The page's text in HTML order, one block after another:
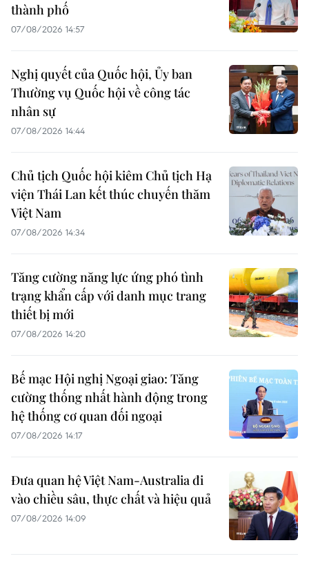
thành phố
07/08/2026 14:57
Nghị quyết của Quốc hội, Ủy ban
Thường vụ Quốc hội về công tác
nhân sự
07/08/2026 14:44
Chủ tịch Quốc hội kiêm Chủ tịch Hạ
viện Thái Lan kết thúc chuyến thăm
Việt Nam
07/08/2026 14:34
Tăng cường năng lực ứng phó tình
trạng khẩn cấp với danh mục trang
thiết bị mới
07/08/2026 14:20
Bế mạc Hội nghị Ngoại giao: Tăng
cường thống nhất hành động trong
hệ thống cơ quan đối ngoại
07/08/2026 14:17
Đưa quan hệ Việt Nam-Australia đi
vào chiều sâu, thực chất và hiệu quả
07/08/2026 14:09